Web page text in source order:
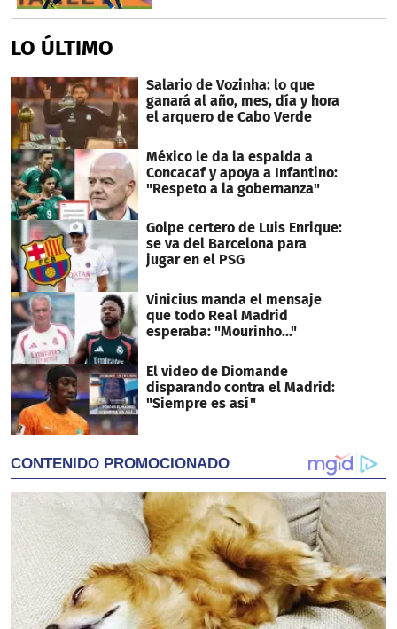
LO ÚLTIMO
Salario de Vozinha: lo que
ganará al año, mes, día y hora
el arquero de Cabo Verde
México le da la espalda a
Concacaf y apoya a Infantino:
"Respeto a la gobernanza"
Golpe certero de Luis Enrique:
se va del Barcelona para
jugar en el PSG
Vinicius manda el mensaje
que todo Real Madrid
esperaba: "Mourinho..."
El video de Diomande
disparando contra el Madrid:
"Siempre es así"